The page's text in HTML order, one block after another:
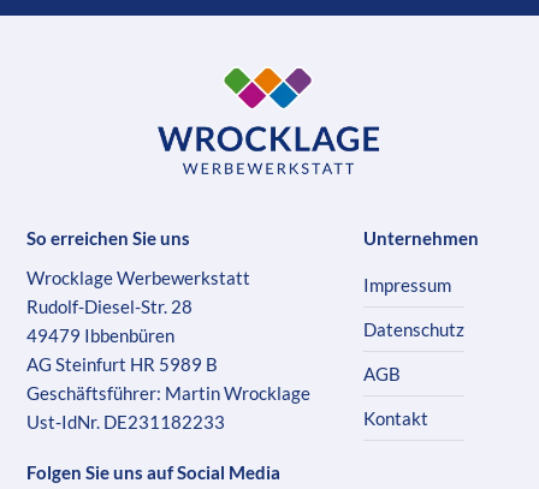
So erreichen Sie uns
Wrocklage Werbewerkstatt
Rudolf-Diesel-Str. 28
49479 Ibbenbüren
AG Steinfurt HR 5989 B
Geschäftsführer: Martin Wrocklage
Ust-IdNr. DE231182233
Folgen Sie uns auf Social Media
Unternehmen
Impressum
Datenschutz
AGB
Kontakt